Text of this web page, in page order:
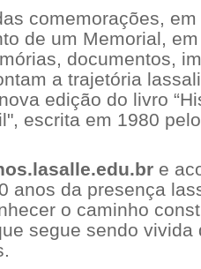
comemorações,
de um Memorial,
documentos,
a trajetória
edição do livro
escrita em 1980
e
anos da presença
o caminho
segue sendo vivida